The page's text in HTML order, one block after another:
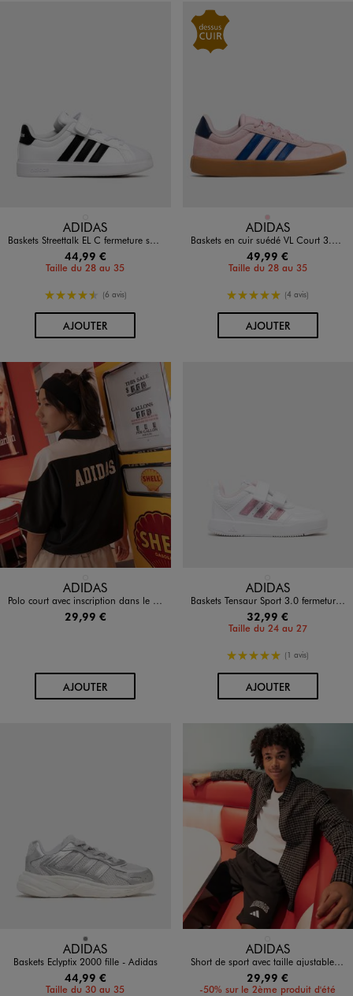
Disponible en 1 coloris
ADIDAS
Baskets Streettalk EL C fermeture scratch enfant - Adidas
44,99 €
Taille du 28 au 35
4.5/5 de moyenne
(6 avis)
AJOUTERAU PANIER
Disponible en 1 coloris
ROSE
ADIDAS
Baskets en cuir suédé VL Court 3.0 fille - Adidas
49,99 €
Taille du 28 au 35
5/5 de moyenne
(4 avis)
AJOUTERAU PANIER
Disponible en 1 coloris
ADIDAS
Polo court avec inscription dans le dos fille - Adidas
29,99 €
AJOUTERAU PANIER
Disponible en 1 coloris
ADIDAS
Baskets Tensaur Sport 3.0 fermeture scratch fille - Adidas
32,99 €
Taille du 24 au 27
5/5 de moyenne
(1 avis)
AJOUTERAU PANIER
Disponible en 1 coloris
GRIS
ADIDAS
Baskets Eclyptix 2000 fille - Adidas
44,99 €
Taille du 30 au 35
Disponible en 1 coloris
ADIDAS
Short de sport avec taille ajustable garçon - Adidas
29,99 €
-50% sur le 2ème produit d'été